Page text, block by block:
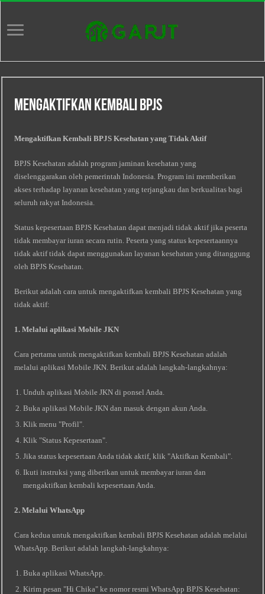
Mengaktifkan Kembali Bpjs
Mengaktifkan Kembali BPJS Kesehatan yang Tidak Aktif
BPJS Kesehatan adalah program jaminan kesehatan yang
diselenggarakan oleh pemerintah Indonesia. Program ini memberikan
akses terhadap layanan kesehatan yang terjangkau dan berkualitas bagi
seluruh rakyat Indonesia.
Status kepesertaan BPJS Kesehatan dapat menjadi tidak aktif jika peserta
tidak membayar iuran secara rutin. Peserta yang status kepesertaannya
tidak aktif tidak dapat menggunakan layanan kesehatan yang ditanggung
oleh BPJS Kesehatan.
Berikut adalah cara untuk mengaktifkan kembali BPJS Kesehatan yang
tidak aktif:
1. Melalui aplikasi Mobile JKN
Cara pertama untuk mengaktifkan kembali BPJS Kesehatan adalah
melalui aplikasi Mobile JKN. Berikut adalah langkah-langkahnya:
Unduh aplikasi Mobile JKN di ponsel Anda.
Buka aplikasi Mobile JKN dan masuk dengan akun Anda.
Klik menu "Profil".
Klik "Status Kepesertaan".
Jika status kepesertaan Anda tidak aktif, klik "Aktifkan Kembali".
Ikuti instruksi yang diberikan untuk membayar iuran dan
mengaktifkan kembali kepesertaan Anda.
2. Melalui WhatsApp
Cara kedua untuk mengaktifkan kembali BPJS Kesehatan adalah melalui
WhatsApp. Berikut adalah langkah-langkahnya:
Buka aplikasi WhatsApp.
Kirim pesan "Hi Chika" ke nomor resmi WhatsApp BPJS Kesehatan: